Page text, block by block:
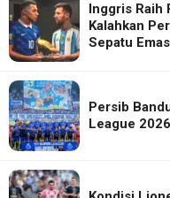
Inggris Raih
Kalahkan
Sepatu
Persib
League 2026